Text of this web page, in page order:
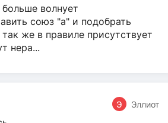
волнует
союз "а" и подобрать
же в правиле присутствует
нера...
Э Эллиот